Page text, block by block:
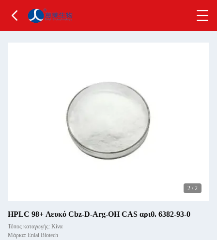
2 / 2
HPLC 98+ Λευκό Cbz-D-Arg-OH CAS αριθ. 6382-93-0
Τόπος καταγωγής: Κίνα
Μάρκα: Enlai Biotech